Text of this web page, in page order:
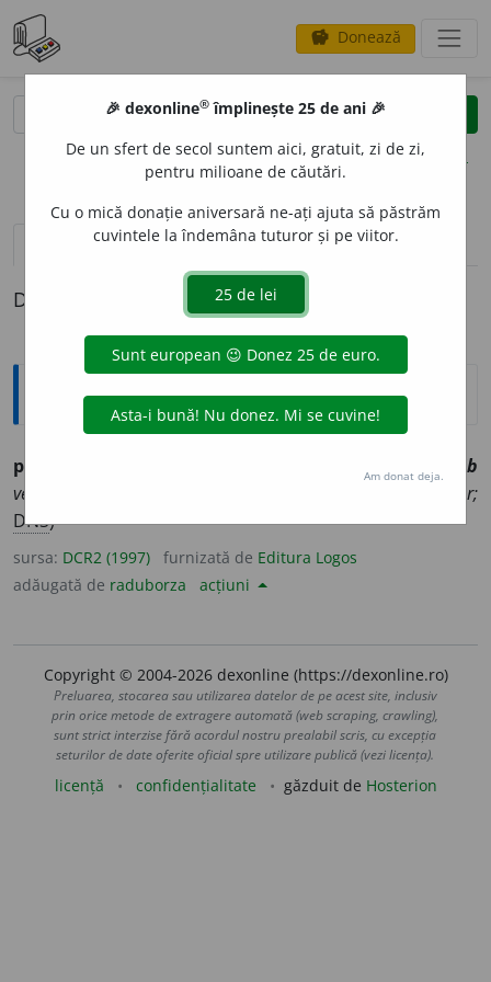
savings Donează
clear
opțiuni
definiții (1)
Definiția cu ID-ul 558960:
Explicative DEX
prohib
prohib
venirea la Televiziune.”
prohiber;
DN3)
sursa: DCR2 (1997) furnizată de Editura Logos
adăugată de raduborza acțiuni
Copyright © 2004-2026 dexonline (https://dexonline.ro)
Preluarea, stocarea sau utilizarea datelor de pe acest site, inclusiv
prin orice metode de extragere automată (web scraping, crawling),
sunt strict interzise fără acordul nostru prealabil scris, cu excepția
seturilor de date oferite oficial spre utilizare publică (vezi licența).
licență confidențialitate găzduit de Hosterion
🎉 dexonline® împlinește 25 de ani 🎉
De un sfert de secol suntem aici, gratuit, zi de zi,
pentru milioane de căutări.
Cu o mică donație aniversară ne-ați ajuta să păstrăm
cuvintele la îndemâna tuturor și pe viitor.
Am donat deja.